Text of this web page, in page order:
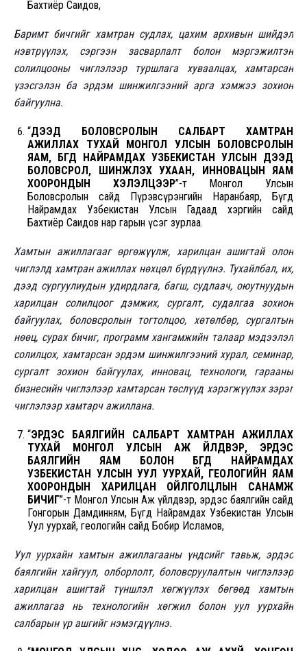
Бахтиёр Саидов,
Баримт бичгийг хамтран судлах, цахим архивын шийдэл
нэвтрүүлэх, сэргээн засварлалт болон мэргэжилтэн
солилцооны чиглэлээр туршлага хуваалцах, хамтарсан
үзэсгэлэн ба эрдэм шинжилгээний арга хэмжээ зохион
байгуулна.
“ДЭЭД БОЛОВСРОЛЫН САЛБАРТ ХАМТРАН
АЖИЛЛАХ ТУХАЙ МОНГОЛ УЛСЫН БОЛОВСРОЛЫН
ЯАМ, БҮГД НАЙРАМДАХ УЗБЕКИСТАН УЛСЫН ДЭЭД
БОЛОВСРОЛ, ШИНЖЛЭХ УХААН, ИННОВАЦЫН ЯАМ
ХООРОНДЫН ХЭЛЭЛЦЭЭР”-т Монгол Улсын
Боловсролын сайд Пүрэвсүрэнгийн Наранбаяр, Бүгд
Найрамдах Узбекистан Улсын Гадаад хэргийн сайд
Бахтиёр Саидов нар гарын үсэг зурлаа.
Хамтын ажиллагааг өргөжүүлж, харилцан ашигтай олон
чиглэлд хамтран ажиллах нөхцөл бүрдүүлнэ. Тухайлбал, их,
дээд сургуулиудын удирдлага, багш, судлаач, оюутнуудын
харилцан солилцоог дэмжих, сургалт, судалгаа зохион
байгуулах, боловсролын тогтолцоо, хөтөлбөр, сургалтын
нөөц, сурах бичиг, программ хангамжийн талаар мэдээлэл
солилцох, хамтарсан эрдэм шинжилгээний хурал, семинар,
сургалт зохион байгуулах, инновац, технологи, гарааны
бизнесийн чиглэлээр хамтарсан төслүүд хэрэгжүүлэх зэрэг
чиглэлээр хамтарч ажиллана.
“ЭРДЭС БАЯЛГИЙН САЛБАРТ ХАМТРАН АЖИЛЛАХ
ТУХАЙ МОНГОЛ УЛСЫН АЖ ҮЙЛДВЭР, ЭРДЭС
БАЯЛГИЙН ЯАМ БОЛОН БҮГД НАЙРАМДАХ
УЗБЕКИСТАН УЛСЫН УУЛ УУРХАЙ, ГЕОЛОГИЙН ЯАМ
ХООРОНДЫН ХАРИЛЦАН ОЙЛГОЛЦЛЫН САНАМЖ
БИЧИГ”-т Монгол Улсын Аж үйлдвэр, эрдэс баялгийн сайд
Гонгорын Дамдинням, Бүгд Найрамдах Узбекистан Улсын
Уул уурхай, геологийн сайд Бобир Исламов,
Уул уурхайн хамтын ажиллагааны үндсийг тавьж, эрдэс
баялгийн хайгуул, олборлолт, боловсруулалтын чиглэлээр
харилцан ашигтай түншлэл хөгжүүлэх бөгөөд хамтын
ажиллагаа нь технологийн хөгжил болон уул уурхайн
салбарын үр ашгийг нэмэгдүүлнэ.